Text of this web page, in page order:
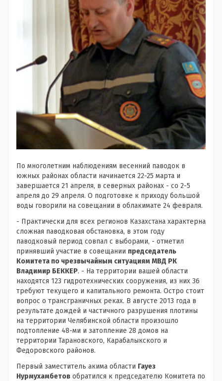
По многолетним наблюдениям весенний паводок в
южных районах области начинается 22-25 марта и
завершается 21 апреля, в северных районах - со 2-5
апреля до 29 апреля. О подготовке к приходу большой
воды говорили на совещании в облакимате 24 февраля.
- Практически для всех регионов Казахстана характерна
сложная паводковая обстановка, в этом году
паводковый период совпал с выборами, - отметил
принявший участие в совещании председатель
Комитета по чрезвычайным ситуациям МВД РК
Владимир БЕККЕР. - На территории вашей области
находятся 123 гидротехнических сооружения, из них 36
требуют текущего и капитального ремонта. Остро стоит
вопрос о трансграничных реках. В августе 2013 года в
результате дождей и частичного разрушения плотины
на территории Челябинской области произошло
подтопление 48-ми и затопление 28 домов на
территории Тарановского, Карабалыкского и
Федоровского районов.
Первый заместитель акима области Гауез
Нурмухамбетов обратился к председателю Комитета по